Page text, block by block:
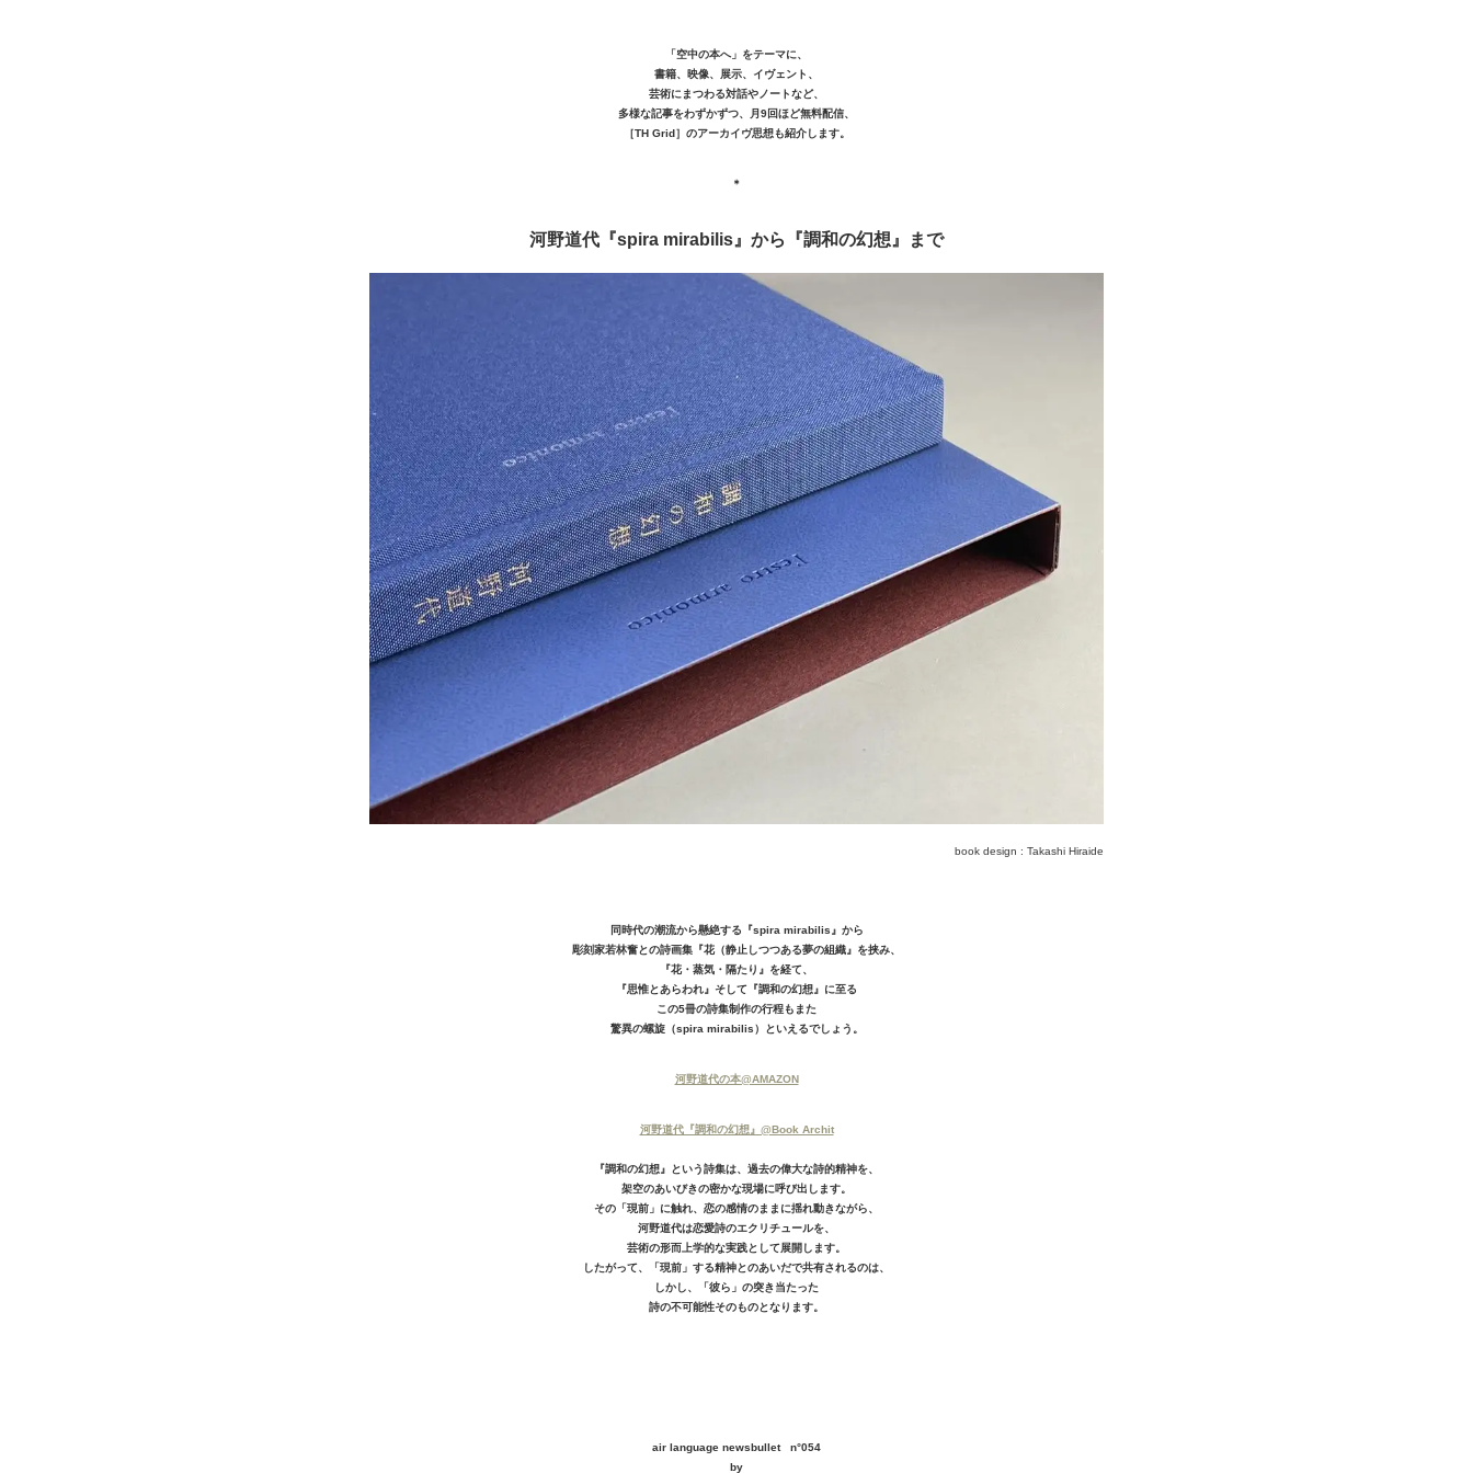
「空中の本へ」をテーマに、
書籍、映像、展示、イヴェント、
芸術にまつわる対話やノートなど、
多様な記事をわずかずつ、月9回ほど無料配信、
［TH Grid］のアーカイヴ思想も紹介します。
＊
河野道代『spira mirabilis』から『調和の幻想』まで
book design : Takashi Hiraide
同時代の潮流から懸絶する『spira mirabilis』から
彫刻家若林奮との詩画集『花（静止しつつある夢の組織』を挟み、
『花・蒸気・隔たり』を経て、
『思惟とあらわれ』そして『調和の幻想』に至る
この5冊の詩集制作の行程もまた
驚異の螺旋（spira mirabilis）といえるでしょう。
河野道代の本@AMAZON
河野道代『調和の幻想』@Book Archit
『調和の幻想』という詩集は、過去の偉大な詩的精神を、
架空のあいびきの密かな現場に呼び出します。
その「現前」に触れ、恋の感情のままに揺れ動きながら、
河野道代は恋愛詩のエクリチュールを、
芸術の形而上学的な実践として展開します。
したがって、「現前」する精神とのあいだで共有されるのは、
しかし、「彼ら」の突き当たった
詩の不可能性そのものとなります。
air language newsbullet n°054
by